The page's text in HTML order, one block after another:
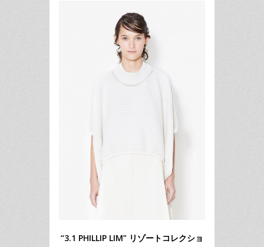
“3.1 PHILLIP LIM” リゾートコレクショ